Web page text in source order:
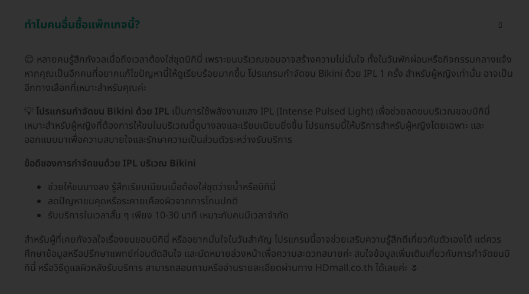
ทำไมคนอื่นซื้อแพ็กเกจนี้?
😊 หลายคนรู้สึกกังวลเมื่อถึงเวลาต้องใส่ชุดบิกินี่ เพราะขนบริเวณขอบอาจสร้างความไม่มั่นใจ ทั้งในวันพักผ่อนหรือกิจกรรมกลางแจ้ง
หากคุณเป็นอีกคนที่อยากแก้ไขปัญหานี้ให้ดูเรียบร้อยมากขึ้น โปรแกรมกำจัดขน Bikini ด้วย IPL 1 ครั้ง สำหรับผู้หญิงเท่านั้น อาจเป็น
อีกทางเลือกที่เหมาะสำหรับคุณค่ะ
💡 โปรแกรมกำจัดขน Bikini ด้วย IPL เป็นการใช้พลังงานแสง IPL (Intense Pulsed Light) เพื่อช่วยลดขนบริเวณขอบบิกินี่
เหมาะสำหรับผู้หญิงที่ต้องการให้ขนในบริเวณนี้ดูบางลงและเรียบเนียนยิ่งขึ้น โปรแกรมนี้ให้บริการสำหรับผู้หญิงโดยเฉพาะ และ
ออกแบบมาเพื่อความสบายใจและรักษาความเป็นส่วนตัวระหว่างรับบริการ
ข้อดีของการกำจัดขนด้วย IPL บริเวณ Bikini
ช่วยให้ขนบางลง รู้สึกเรียบเนียนเมื่อต้องใส่ชุดว่ายน้ำหรือบิกินี่
ลดปัญหาขนคุดหรือระคายเคืองผิวจากการโกนปกติ
รับบริการในเวลาสั้น ๆ เพียง 10-30 นาที เหมาะกับคนมีเวลาจำกัด
สำหรับผู้ที่เคยกังวลใจเรื่องขนขอบบิกินี่ หรืออยากมั่นใจในวันสำคัญ โปรแกรมนี้อาจช่วยเสริมความรู้สึกดีเกี่ยวกับตัวเองได้ แต่ควร
ศึกษาข้อมูลหรือปรึกษาแพทย์ก่อนตัดสินใจ และนัดหมายล่วงหน้าเพื่อความสะดวกสบายค่ะ สนใจข้อมูลเพิ่มเติมเกี่ยวกับการกำจัดขนบิ
กินี่ หรือวิธีดูแลผิวหลังรับบริการ สามารถสอบถามหรืออ่านรายละเอียดผ่านทาง HDmall.co.th ได้เลยค่ะ 🌷